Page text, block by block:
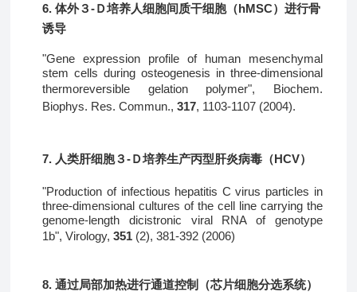
6.体外３-Ｄ培养人细胞间质干细胞（hMSC）进行骨
诱导
"Gene expression profile of human mesenchymal
stem cells during osteogenesis in three-dimensional
thermoreversible gelation polymer", Biochem.
Biophys. Res. Commun., 317, 1103-1107 (2004).
7. 人类肝细胞３-Ｄ培养生产丙型肝炎病毒（HCV）
"Production of infectious hepatitis C virus particles in
three-dimensional cultures of the cell line carrying the
genome-length dicistronic viral RNA of genotype
1b",Virology,351 (2), 381-392 (2006)
8. 通过局部加热进行通道控制（芯片细胞分选系统）